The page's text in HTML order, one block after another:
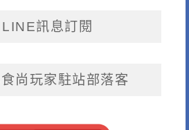
LINE訊息訂閱
尚玩家駐站部落客